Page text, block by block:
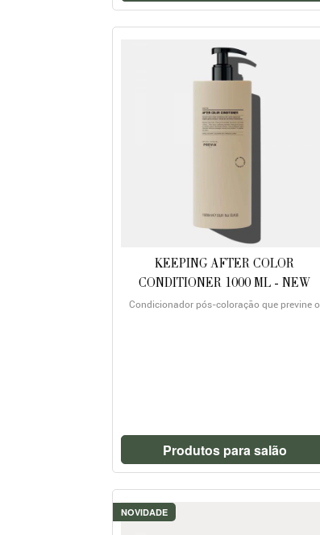
KEEPING AFTER COLOR
CONDITIONER 1000 ML - NEW
FORMULA
Condicionador pós-coloração que previne o
Produtos para salão
NOVIDADE